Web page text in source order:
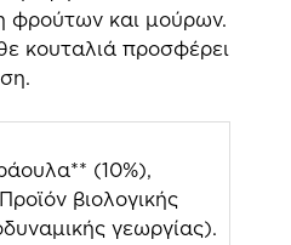
φρούτων και μούρων.
κουταλιά προσφέρει
(10%),
βιολογικής
γεωργίας).